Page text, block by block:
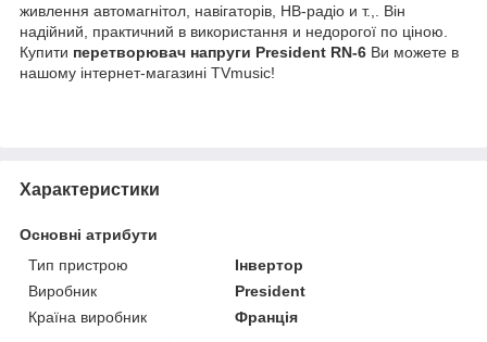
живлення автомагнітол навігаторів НВ-радіо и т.
Він
надійний
практичний в використання и недорогої по ціною
Купити перетворювач напруги President RN-6 Ви можете в
нашому інтернет-магазині TVmusic!
Характеристики
Основні атрибути
Тип пристрою
Інвертор
Виробник
President
Країна виробник
Франція